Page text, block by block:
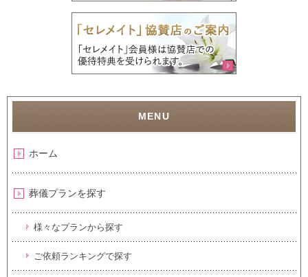
ホーム
葬儀プランを探す
様々なプランから探す
ご依頼ランキングで探す